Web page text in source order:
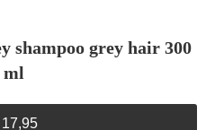
shampoo grey hair 300
ml